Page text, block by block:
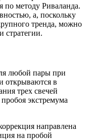
по методу Риваланда.
а, поскольку
тренда, можно
стратегии.
любой пары при
открываются в
трех свечей
экстремума
направлена
на пробой